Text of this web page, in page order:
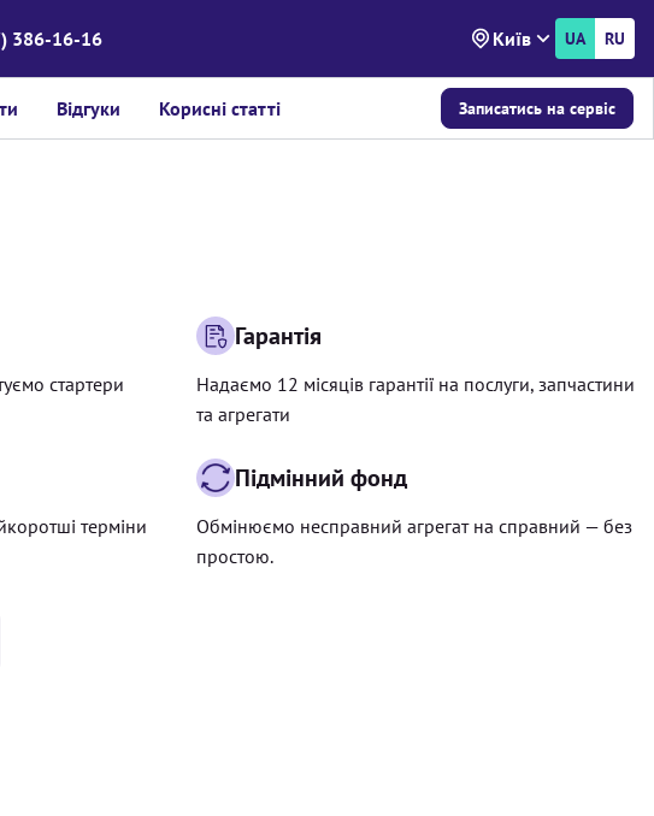
386-16-16 Київ UA RU
Відгуки Корисні статті Записатись на сервіс
стартери
Гарантія
Надаємо 12 місяців гарантії на послуги, запчастини
та агрегати
терміни
Підмінний фонд
Обмінюємо несправний агрегат на справний — без
простою.